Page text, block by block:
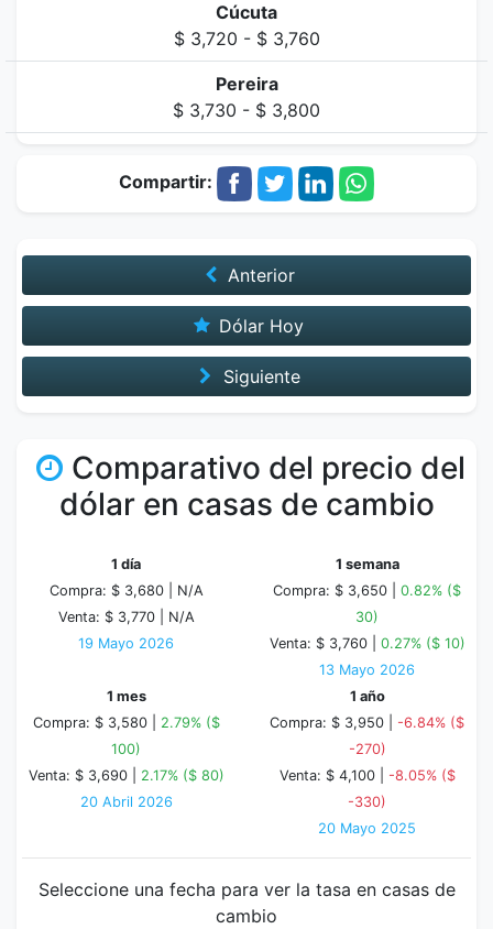
Cúcuta
$ 3,720 - $ 3,760
Pereira
$ 3,730 - $ 3,800
Compartir:
Anterior
Dólar Hoy
Siguiente
Comparativo del precio del
dólar en casas de cambio
1 día
Compra: $ 3,680 | N/A
Venta: $ 3,770 | N/A
19 Mayo 2026
1 semana
Compra: $ 3,650 | 0.82% ($
30)
Venta: $ 3,760 | 0.27% ($ 10)
13 Mayo 2026
1 mes
Compra: $ 3,580 | 2.79% ($
100)
Venta: $ 3,690 | 2.17% ($ 80)
20 Abril 2026
1 año
Compra: $ 3,950 | -6.84% ($
-270)
Venta: $ 4,100 | -8.05% ($
-330)
20 Mayo 2025
Seleccione una fecha para ver la tasa en casas de
cambio